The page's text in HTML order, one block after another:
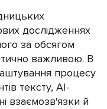
дослідженнях
за обсягом
важливою. В
процесу
тексту, AI-
взаємозв'язки й